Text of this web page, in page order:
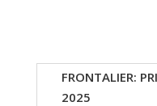
FRONTALIER:
2025